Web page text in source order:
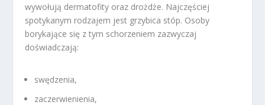
wywołują dermatofity oraz drożdże. Najczęściej
spotykanym rodzajem jest grzybica stóp. Osoby
borykające się z tym schorzeniem zazwyczaj
doświadczają:
swędzenia,
zaczerwienienia,